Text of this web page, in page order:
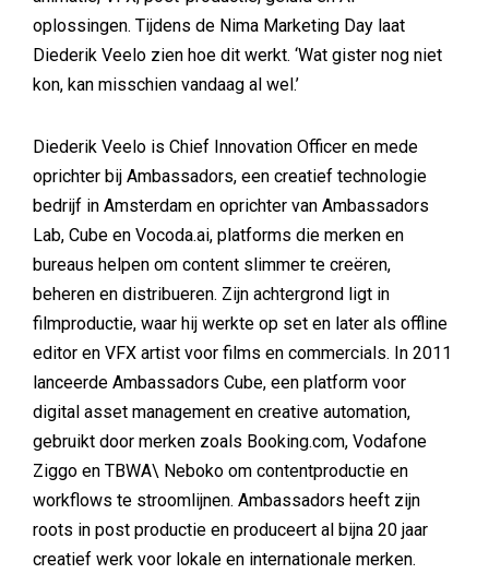
oplossingen. Tijdens de Nima Marketing Day laat
Diederik Veelo zien hoe dit werkt. ‘Wat gister nog niet
kon, kan misschien vandaag al wel.’
Diederik Veelo is Chief Innovation Officer en mede
oprichter bij Ambassadors, een creatief technologie
bedrijf in Amsterdam en oprichter van Ambassadors
Lab, Cube en Vocoda.ai, platforms die merken en
bureaus helpen om content slimmer te creëren,
beheren en distribueren. Zijn achtergrond ligt in
filmproductie, waar hij werkte op set en later als offline
editor en VFX artist voor films en commercials. In 2011
lanceerde Ambassadors Cube, een platform voor
digital asset management en creative automation,
gebruikt door merken zoals Booking.com, Vodafone
Ziggo en TBWA\ Neboko om contentproductie en
workflows te stroomlijnen. Ambassadors heeft zijn
roots in post productie en produceert al bijna 20 jaar
creatief werk voor lokale en internationale merken.